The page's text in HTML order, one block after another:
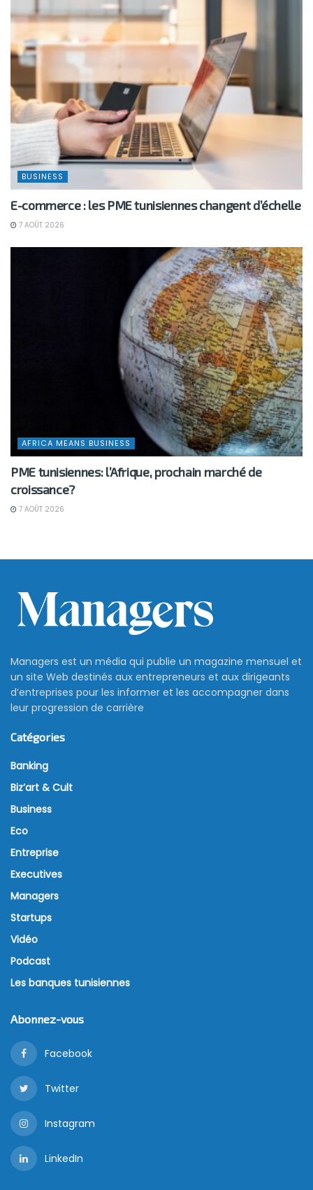
BUSINESS
E-commerce : les PME tunisiennes changent d’échelle
7 AOÛT 2026
AFRICA MEANS BUSINESS
PME tunisiennes: l’Afrique, prochain marché de
croissance?
7 AOÛT 2026
Managers est un média qui publie un magazine mensuel et
un site Web destinés aux entrepreneurs et aux dirigeants
d’entreprises pour les informer et les accompagner dans
leur progression de carrière
Catégories
Banking
Biz’art & Cult
Business
Eco
Entreprise
Executives
Managers
Startups
Vidéo
Podcast
Les banques tunisiennes
Abonnez-vous
Facebook
Twitter
Instagram
LinkedIn